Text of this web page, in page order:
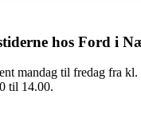
hos Ford i
mandag til fredag fra
til 14.00.